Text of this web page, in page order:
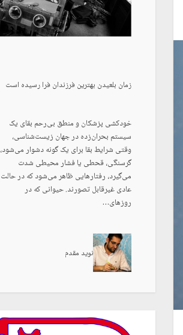
زمان بلعیدن بهترین فرزندان فرا رسیده است
خودکشی پزشکان و منطق بی‌رحم بقای یک
سیستم بحران‌زده در جهان زیست‌شناسی،
وقتی شرایط بقا برای یک گونه دشوار می‌شود،
گرسنگی، قحطی یا فشار محیطی شدت
می‌گیرد، رفتارهایی ظاهر می‌شود که در حالت
عادی غیرقابل تصورند. حیوانی که در
روزهای…
نوید مقدم